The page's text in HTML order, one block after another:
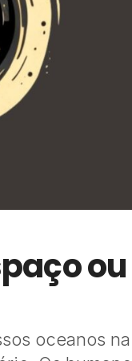
ou
oceanos